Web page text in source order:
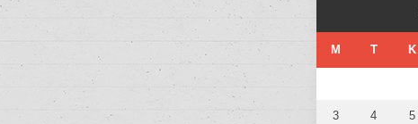
M T K
3 4 5